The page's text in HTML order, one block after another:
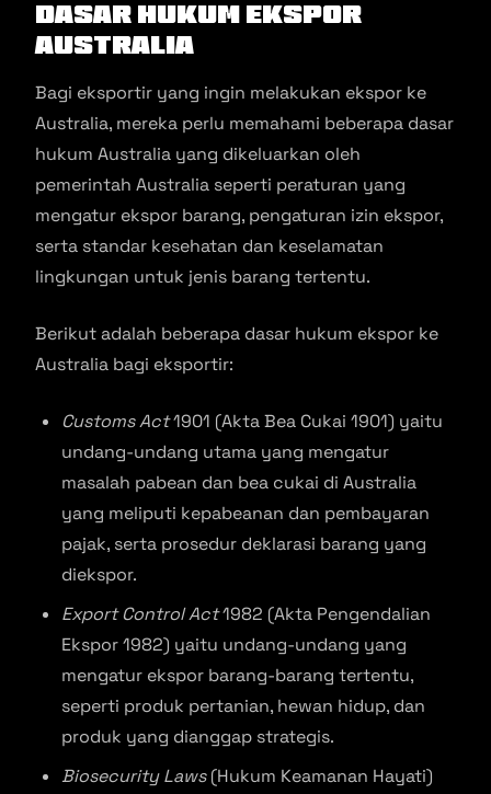
Dasar Hukum Ekspor
Australia
Bagi eksportir yang ingin melakukan ekspor ke
Australia, mereka perlu memahami beberapa dasar
hukum Australia yang dikeluarkan oleh
pemerintah Australia seperti peraturan yang
mengatur ekspor barang, pengaturan izin ekspor,
serta standar kesehatan dan keselamatan
lingkungan untuk jenis barang tertentu.
Berikut adalah beberapa dasar hukum ekspor ke
Australia bagi eksportir:
Customs Act1901 (Akta Bea Cukai 1901) yaitu
undang-undang utama yang mengatur
masalah pabean dan bea cukai di Australia
yang meliputi kepabeanan dan pembayaran
pajak, serta prosedur deklarasi barang yang
diekspor.
Export Control Act1982 (Akta Pengendalian
Ekspor 1982) yaitu undang-undang yang
mengatur ekspor barang-barang tertentu,
seperti produk pertanian, hewan hidup, dan
produk yang dianggap strategis.
Biosecurity Laws(Hukum Keamanan Hayati)